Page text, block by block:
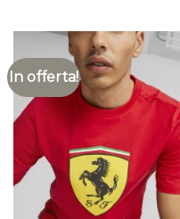
In offerta!